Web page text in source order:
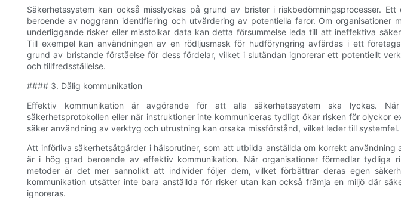
Säkerhetssystem kan också misslyckas på grund av brister i riskbedömningsprocesser.
beroende av noggrann identifiering och utvärdering av potentiella faror. Om organisationer
underliggande risker eller misstolkar data kan detta försummelse leda till att ineffektiva
Till exempel kan användningen av en rödljusmask för hudföryngring avfärdas i ett
grund av bristande förståelse för dess fördelar, vilket i slutändan ignorerar ett potentiellt
och tillfredsställelse.
#### 3. Dålig kommunikation
Effektiv kommunikation är avgörande för att alla säkerhetssystem ska lyckas.
säkerhetsprotokollen eller när instruktioner inte kommuniceras tydligt ökar risken för olyckor
säker användning av verktyg och utrustning kan orsaka missförstånd, vilket leder till systemfel.
Att införliva säkerhetsåtgärder i hälsorutiner, som att utbilda anställda om korrekt användning
är i hög grad beroende av effektiv kommunikation. När organisationer förmedlar tydliga
metoder är det mer sannolikt att individer följer dem, vilket förbättrar deras egen
kommunikation utsätter inte bara anställda för risker utan kan också främja en miljö där
ignoreras.